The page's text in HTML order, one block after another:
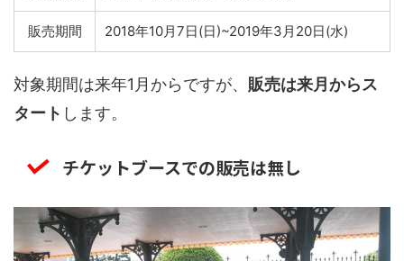
販売期間 2018年10月7日(日)~2019年3月20日(水)
対象期間は来年1月からですが、 販売は来月からス
タート します。
チケットブースでの販売は無し